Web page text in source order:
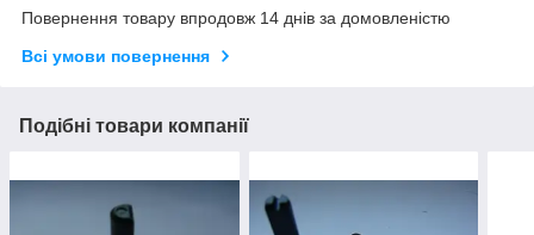
Повернення товару впродовж 14 днів за домовленістю
Всі умови повернення
Подібні товари компанії